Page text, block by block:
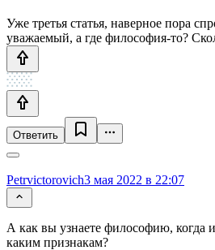
Уже третья статья, наверное пора
уважаемый, а где философия-то?
Ответить
Petrvictorovich3 мая 2022 в 22:07
А как вы узнаете философию, когда
каким признакам?